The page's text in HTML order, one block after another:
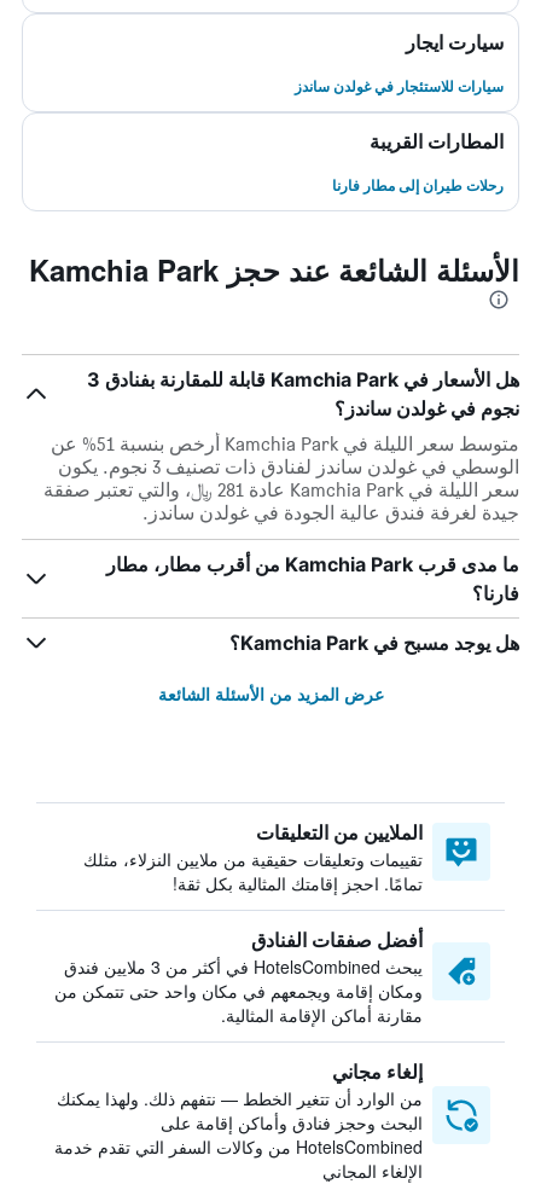
سيارت ايجار
سيارات للاستئجار في غولدن ساندز
المطارات القريبة
رحلات طيران إلى مطار فارنا
الأسئلة الشائعة عند حجز Kamchia Park
هل الأسعار في Kamchia Park قابلة للمقارنة بفنادق 3
نجوم في غولدن ساندز؟
متوسط سعر الليلة في Kamchia Park أرخص بنسبة 51% عن
الوسطي في غولدن ساندز لفنادق ذات تصنيف 3 نجوم. يكون
سعر الليلة في Kamchia Park عادة 281 ﷼، والتي تعتبر صفقة
جيدة لغرفة فندق عالية الجودة في غولدن ساندز.
ما مدى قرب Kamchia Park من أقرب مطار، مطار
فارنا؟
هل يوجد مسبح في Kamchia Park؟
عرض المزيد من الأسئلة الشائعة
الملايين من التعليقات
تقييمات وتعليقات حقيقية من ملايين النزلاء، مثلك
تمامًا. احجز إقامتك المثالية بكل ثقة!
أفضل صفقات الفنادق
يبحث HotelsCombined في أكثر من 3 ملايين فندق
ومكان إقامة ويجمعهم في مكان واحد حتى تتمكن من
مقارنة أماكن الإقامة المثالية.
إلغاء مجاني
من الوارد أن تتغير الخطط — نتفهم ذلك. ولهذا يمكنك
البحث وحجز فنادق وأماكن إقامة على
HotelsCombined من وكالات السفر التي تقدم خدمة
الإلغاء المجاني